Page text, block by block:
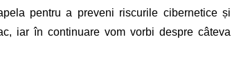
pentru a preveni riscurile cibernetice și
iar în continuare vom vorbi despre câteva